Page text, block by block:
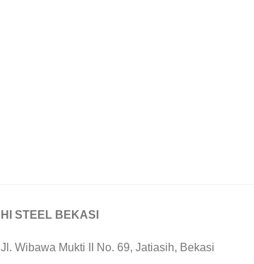
HI STEEL BEKASI
Jl. Wibawa Mukti II No. 69, Jatiasih, Bekasi